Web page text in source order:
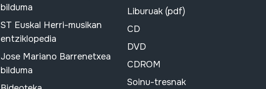
bilduma
ST Euskal Herri-musikan
entziklopedia
Jose Mariano Barrenetxea
bilduma
Liburuak (pdf)
CD
DVD
CDROM
Soinu-tresnak